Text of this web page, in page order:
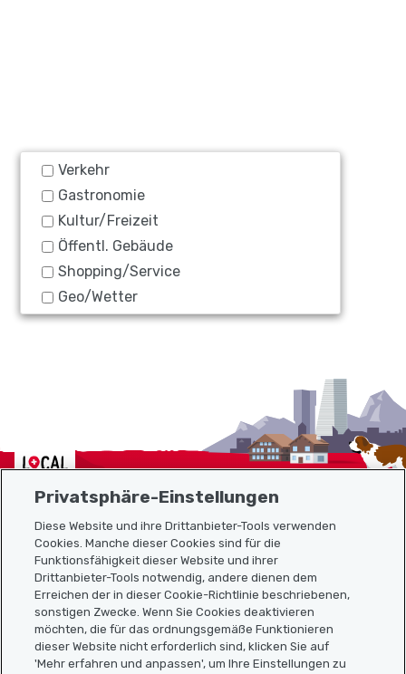
Verkehr
Gastronomie
Kultur/Freizeit
Öffentl. Gebäude
Shopping/Service
Geo/Wetter
Localcities
Sitemap
Nützliche Links
Localcities App herunterladen
Privatsphäre-Einstellungen
Diese Website und ihre Drittanbieter-Tools verwenden
Cookies. Manche dieser Cookies sind für die
Funktionsfähigkeit dieser Website und ihrer
Drittanbieter-Tools notwendig, andere dienen dem
Erreichen der in dieser Cookie-Richtlinie beschriebenen,
sonstigen Zwecke. Wenn Sie Cookies deaktivieren
möchten, die für das ordnungsgemäße Funktionieren
dieser Website nicht erforderlich sind, klicken Sie auf
'Mehr erfahren und anpassen', um Ihre Einstellungen zu